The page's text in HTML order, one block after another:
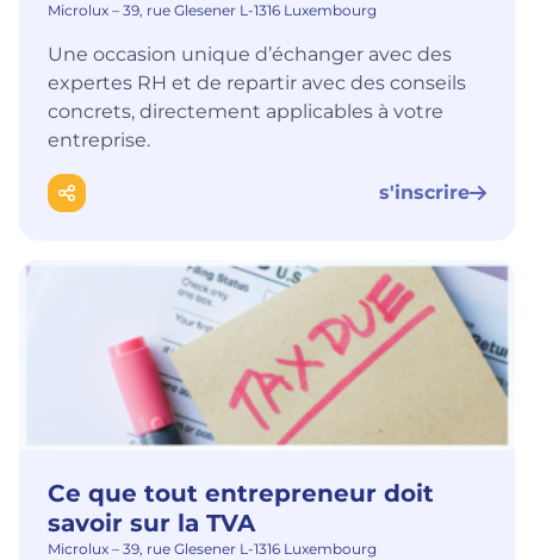
Microlux – 39, rue Glesener L-1316 Luxembourg
Une occasion unique d’échanger avec des
expertes RH et de repartir avec des conseils
concrets, directement applicables à votre
entreprise.
s'inscrire
Ce que tout entrepreneur doit
savoir sur la TVA
Microlux – 39, rue Glesener L-1316 Luxembourg